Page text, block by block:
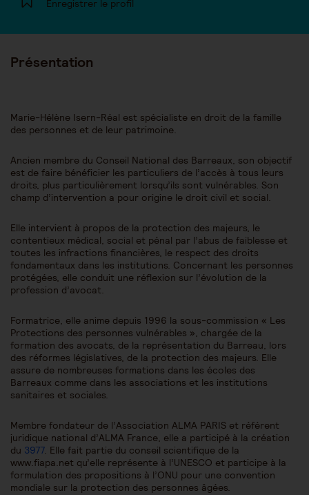
Enregistrer le profil
Présentation
Marie-Hélène Isern-Réal est spécialiste en droit de la famille
des personnes et de leur patrimoine.
Ancien membre du Conseil National des Barreaux, son objectif
est de faire bénéficier les particuliers de l’accès à tous leurs
droits, plus particulièrement lorsqu’ils sont vulnérables. Son
champ d’intervention a pour origine le droit civil et social.
Elle intervient à propos de la protection des majeurs, le
contentieux médical, social et pénal par l’abus de faiblesse et
toutes les infractions financières, le respect des droits
fondamentaux dans les institutions. Concernant les personnes
protégées, elle conduit une réflexion sur l’évolution de la
profession d’avocat.
Formatrice, elle anime depuis 1996 la sous-commission « Les
Protections des personnes vulnérables », chargée de la
formation des avocats, de la représentation du Barreau, lors
des réformes législatives, de la protection des majeurs. Elle
assure de nombreuses formations dans les écoles des
Barreaux comme dans les associations et les institutions
sanitaires et sociales.
Membre fondateur de l’Association ALMA PARIS et référent
juridique national d’ALMA France, elle a participé à la création
du 3977. Elle fait partie du conseil scientifique de la
www.fiapa.net qu’elle représente à l’UNESCO et participe à la
formulation des propositions à l’ONU pour une convention
mondiale sur la protection des personnes âgées.